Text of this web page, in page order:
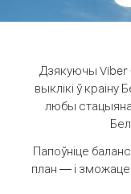
Дзякуючы Viber
выклікі ў краіну
любы
Папоўніце
план — і зможаце